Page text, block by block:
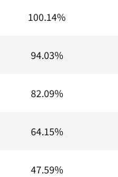
100.14%
94.03%
82.09%
64.15%
47.59%